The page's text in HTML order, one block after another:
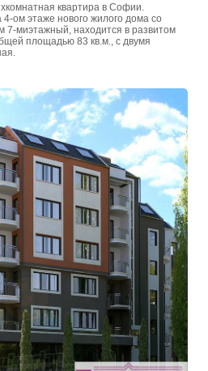
квартира в Софии.
4-ом этаже нового жилого дома со
7-миэтажный, находится в развитом
площадью 83 кв.м., с двумя